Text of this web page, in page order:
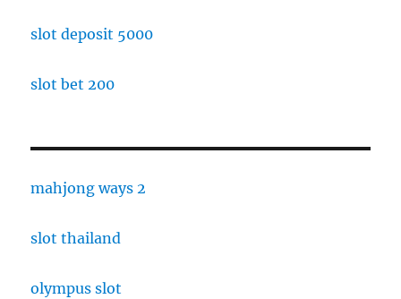
slot deposit 5000
slot bet 200
mahjong ways 2
slot thailand
olympus slot